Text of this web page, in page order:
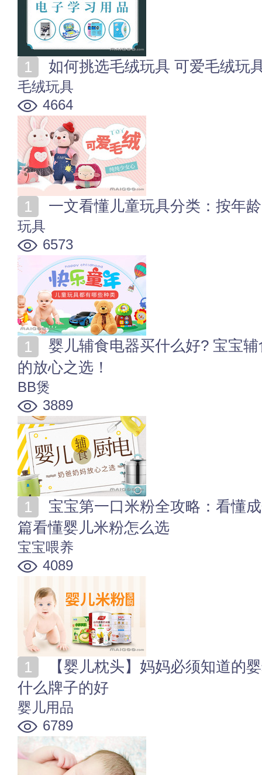
如何挑选毛绒玩具 可爱毛绒玩
毛绒玩具
4664
一文看懂儿童玩具分类：按年
玩具
6573
的放心之选！
BB煲
3889
篇看懂婴儿米粉怎么选
宝宝喂养
4089
什么牌子的好
婴儿用品
6789